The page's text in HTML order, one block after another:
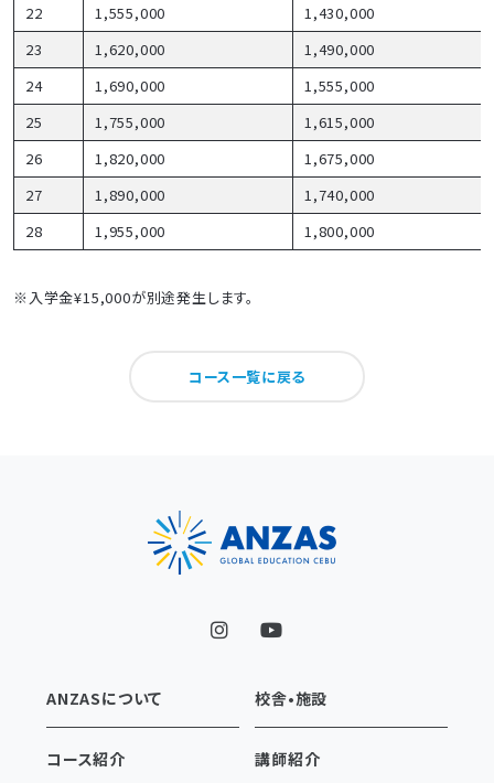
22
1,555,000
1,430,000
23
1,620,000
1,490,000
24
1,690,000
1,555,000
25
1,755,000
1,615,000
26
1,820,000
1,675,000
27
1,890,000
1,740,000
28
1,955,000 1,800,000
※入学金¥15,000が別途発生します。
コース一覧に戻る
ANZASについて 校舎•施設
コース紹介 講師紹介